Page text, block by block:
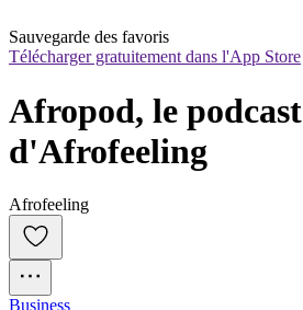
Sauvegarde des favoris
Télécharger gratuitement dans l'App Store
Afropod, le podcast
d'Afrofeeling
Afrofeeling
Business